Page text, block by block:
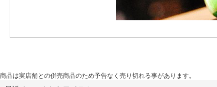
商品は実店舗との併売商品のため予告なく売り切れる事があります。